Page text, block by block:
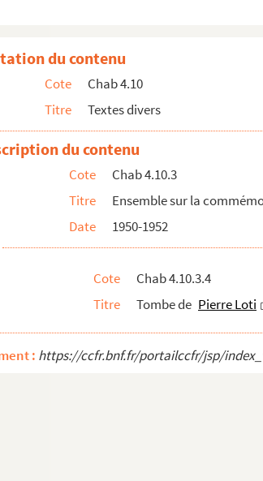
article de Marcel Chabot
de Pierre Loti
Société des gens de Lettres de France
de la naissance de Pierre Loti, éditée par le comité
de Pierre Loti
du contenu
Cote
Chab 4.10
Titre
Textes divers
du contenu
Cote
Chab 4.10.3
Titre
Ensemble sur la
Date
1950-1952
Cote
Chab 4.10.3.4
Titre
Tombe de Pierre Loti
: https://ccfr.bnf.fr/portailccfr/jsp/